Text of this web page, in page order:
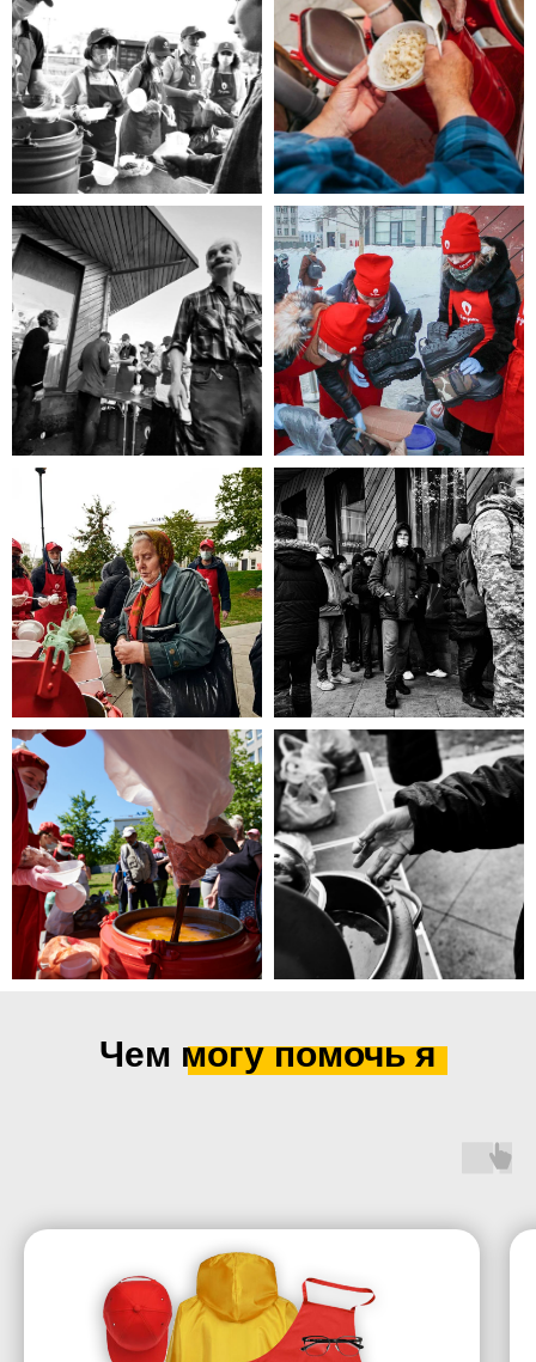
Чем могу помочь я
Если Вы нуждаетесь в помощи, то
эта информация для Вас.
Каждый может оказаться в
сложной жизненной ситуации,
главное - знать, к кому обратиться
за помощью!
Помощь нужна
Вам?
ЧИТАТЬ